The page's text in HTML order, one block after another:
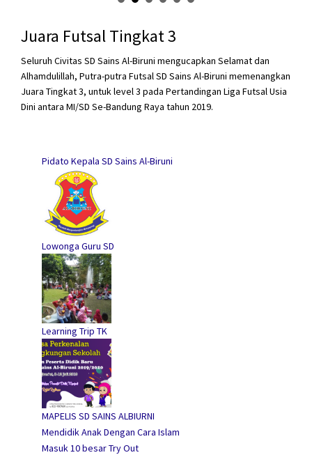
Juara Futsal Tingkat 3
Seluruh Civitas SD Sains Al-Biruni mengucapkan Selamat dan
Alhamdulillah, Putra-putra Futsal SD Sains Al-Biruni memenangkan
Juara Tingkat 3, untuk level 3 pada Pertandingan Liga Futsal Usia
Dini antara MI/SD Se-Bandung Raya tahun 2019.
Pidato Kepala SD Sains Al-Biruni
Lowonga Guru SD
Learning Trip TK
MAPELIS SD SAINS ALBIURNI
Mendidik Anak Dengan Cara Islam
Masuk 10 besar Try Out